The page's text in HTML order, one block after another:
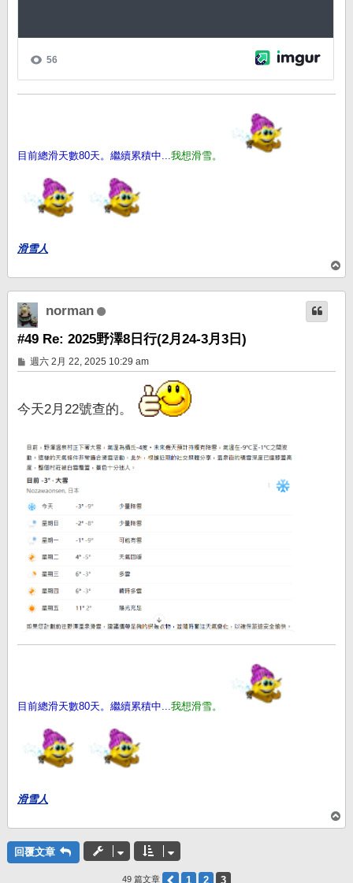
目前總滑天數80天。繼續累積中...我想滑雪。
滑雪人
頂
端
norman
#49 Re: 2025野澤8日行(2月24-3月3日)
文
章
週六 2月 22, 2025 10:29 am
今天2月22號查的。
目前總滑天數80天。繼續累積中...我想滑雪。
滑雪人
頂
回覆文章
49 篇文章 上一頁
1 2 3